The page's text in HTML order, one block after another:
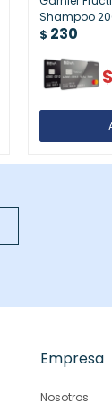
Shampoo
Saludable
$ 230
$
Empresa
Nosotros